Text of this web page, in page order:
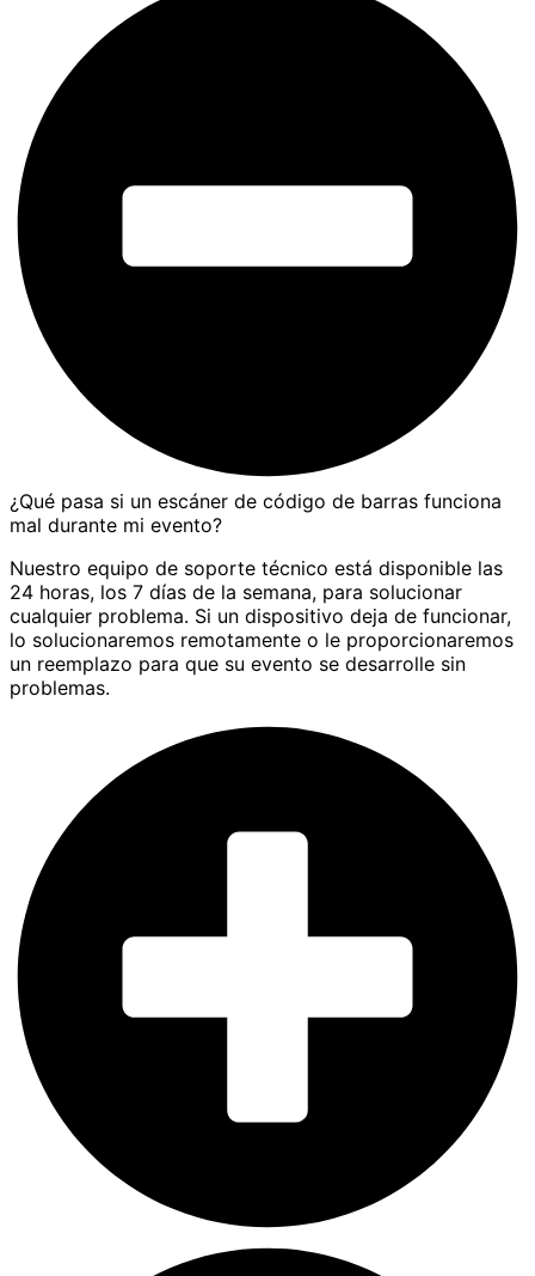
¿Qué pasa si un escáner de código de barras funciona
mal durante mi evento?
Nuestro equipo de soporte técnico está disponible las
24 horas, los 7 días de la semana, para solucionar
cualquier problema. Si un dispositivo deja de funcionar,
lo solucionaremos remotamente o le proporcionaremos
un reemplazo para que su evento se desarrolle sin
problemas.